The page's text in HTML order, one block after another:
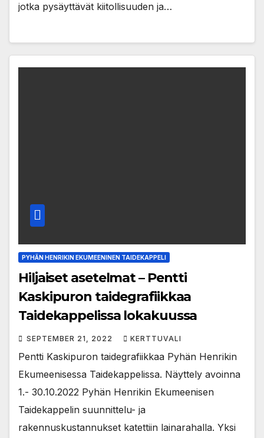
jotka pysäyttävät kiitollisuuden ja…
PYHÄN HENRIKIN EKUMEENINEN TAIDEKAPPELI
Hiljaiset asetelmat – Pentti
Kaskipuron taidegrafiikkaa
Taidekappelissa lokakuussa
SEPTEMBER 21, 2022 KERTTUVALI
Pentti Kaskipuron taidegrafiikkaa Pyhän Henrikin
Ekumeenisessa Taidekappelissa. Näyttely avoinna
1.- 30.10.2022 Pyhän Henrikin Ekumeenisen
Taidekappelin suunnittelu- ja
rakennuskustannukset katettiin lainarahalla. Yksi